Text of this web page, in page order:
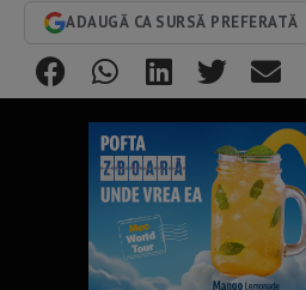
ADAUGĂ CA SURSĂ PREFERATĂ